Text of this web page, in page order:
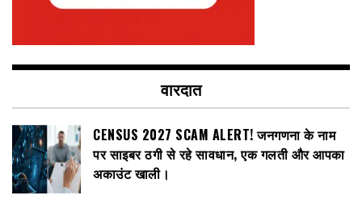
वारदात
CENSUS 2027 SCAM ALERT! जनगणना के नाम
पर साइबर ठगी से रहे सावधान, एक गलती और आपका
अकाउंट खाली।